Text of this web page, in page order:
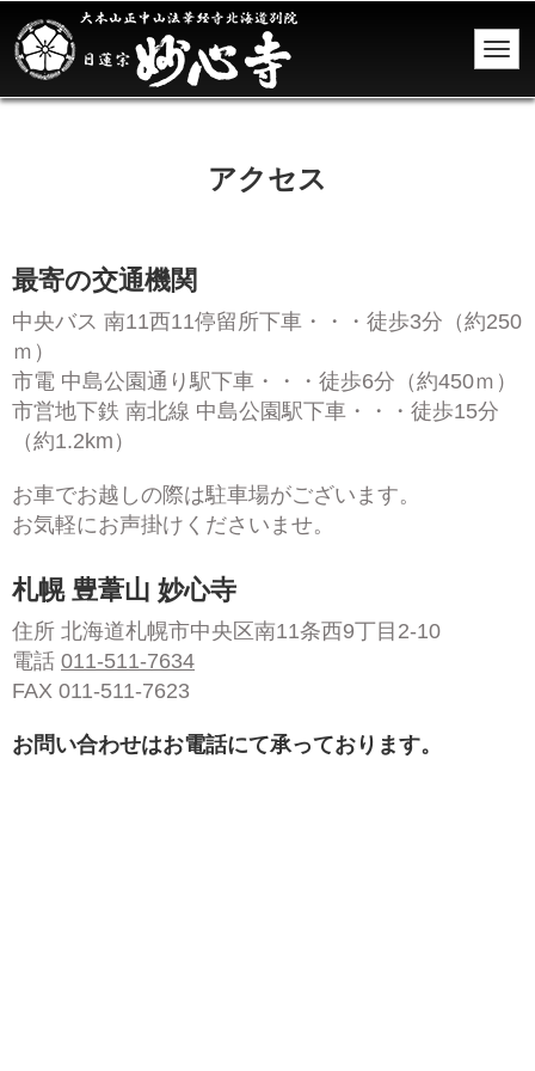
アクセス
最寄の交通機関
中央バス 南11西11停留所下車・・・徒歩3分（約250
ｍ）
市電 中島公園通り駅下車・・・徒歩6分（約450ｍ）
市営地下鉄 南北線 中島公園駅下車・・・徒歩15分
（約1.2km）
お車でお越しの際は駐車場がございます。
お気軽にお声掛けくださいませ。
札幌 豊葦山 妙心寺
住所 北海道札幌市中央区南11条西9丁目2-10
電話 011-511-7634
FAX 011-511-7623
お問い合わせはお電話にて承っております。